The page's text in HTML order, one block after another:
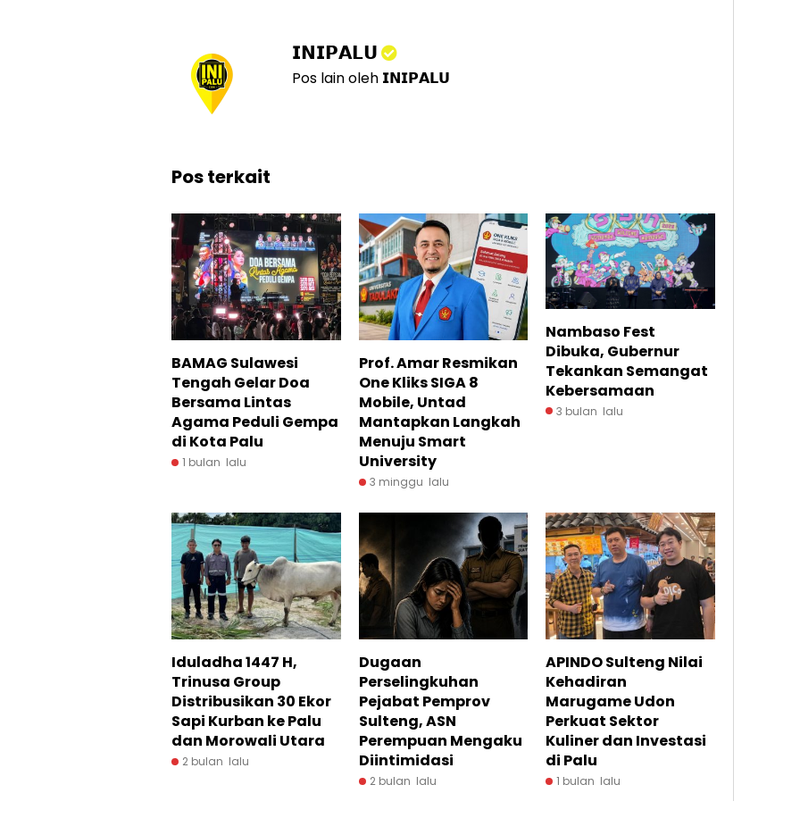
𝗜𝗡𝗜𝗣𝗔𝗟𝗨
Pos lain oleh 𝗜𝗡𝗜𝗣𝗔𝗟𝗨
Pos terkait
BAMAG Sulawesi
Tengah Gelar Doa
Bersama Lintas
Agama Peduli Gempa
di Kota Palu
1 bulan lalu
Prof. Amar Resmikan
One Kliks SIGA 8
Mobile, Untad
Mantapkan Langkah
Menuju Smart
University
3 minggu lalu
Nambaso Fest
Dibuka, Gubernur
Tekankan Semangat
Kebersamaan
3 bulan lalu
Iduladha 1447 H,
Trinusa Group
Distribusikan 30 Ekor
Sapi Kurban ke Palu
dan Morowali Utara
2 bulan lalu
Dugaan
Perselingkuhan
Pejabat Pemprov
Sulteng, ASN
Perempuan Mengaku
Diintimidasi
2 bulan lalu
APINDO Sulteng Nilai
Kehadiran
Marugame Udon
Perkuat Sektor
Kuliner dan Investasi
di Palu
1 bulan lalu